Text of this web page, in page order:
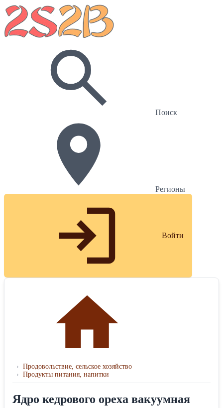
Поиск
Регионы
Войти
› Продовольствие, сельское хозяйство
› Продукты питания, напитки
Ядро кедрового ореха вакуумная